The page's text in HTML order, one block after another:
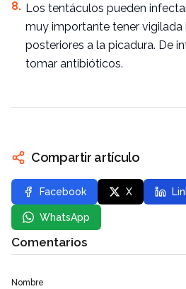
Los tentáculos pueden
muy importante tener vigilada
posteriores a la picadura. De
tomar antibióticos.
Compartir artículo
Facebook X
WhatsApp
Comentarios
Nombre